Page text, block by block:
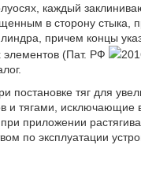
каждый
в сторону стыка,
причем концы
(Пат. РФ
постановке тяг для
и тягами,
приложении
по эксплуатации